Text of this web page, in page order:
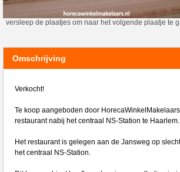
versleep de plaatjes om naar het volgende plaatje te
Omschrijving
Verkocht!
Te koop aangeboden door
restaurant nabij het centraal NS-Station te Haarlem.
Het restaurant is gelegen aan de Jansweg op
het centraal NS-Station.